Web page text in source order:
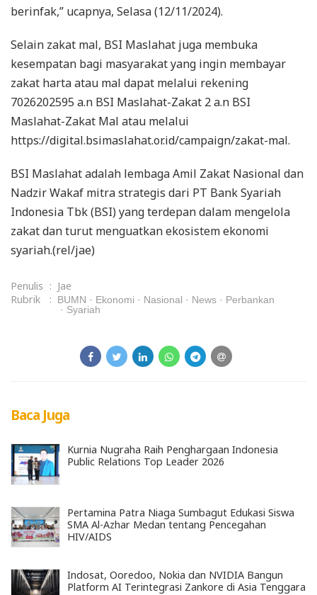
berinfak,” ucapnya, Selasa (12/11/2024).
Selain zakat mal, BSI Maslahat juga membuka
kesempatan bagi masyarakat yang ingin membayar
zakat harta atau mal dapat melalui rekening
7026202595 a.n BSI Maslahat-Zakat 2 a.n BSI
Maslahat-Zakat Mal atau melalui
https://digital.bsimaslahat.or.id/campaign/zakat-mal.
BSI Maslahat adalah lembaga Amil Zakat Nasional dan
Nadzir Wakaf mitra strategis dari PT Bank Syariah
Indonesia Tbk (BSI) yang terdepan dalam mengelola
zakat dan turut menguatkan ekosistem ekonomi
syariah.(rel/jae)
Penulis : Jae
Rubrik
: BUMN Ekonomi Nasional News
Perbankan
Syariah
Baca Juga
Kurnia Nugraha Raih Penghargaan Indonesia
Public Relations Top Leader 2026
Pertamina Patra Niaga Sumbagut Edukasi Siswa
SMA Al-Azhar Medan tentang Pencegahan
HIV/AIDS
Indosat, Ooredoo, Nokia dan NVIDIA Bangun
Platform AI Terintegrasi Zankore di Asia Tenggara